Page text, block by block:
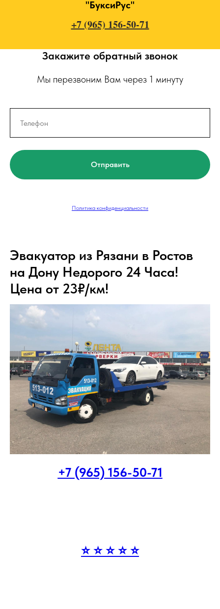
"БуксиРус"
+7 (965) 156-50-71
Закажите обратный звонок
Мы перезвоним Вам через 1 минуту
Отправить
Политика конфиденциальности
Эвакуатор из Рязани в Ростов
на Дону Недорого 24 Часа!
Цена от 23₽/км!
+7 (965) 156-50-71
⭐ ⭐ ⭐ ⭐ ⭐